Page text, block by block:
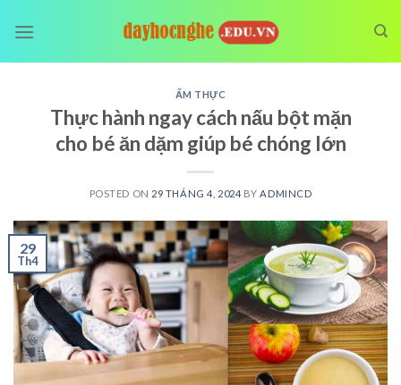
ẨM THỰC
Thực hành ngay cách nấu bột mặn
cho bé ăn dặm giúp bé chóng lớn
POSTED ON 29 THÁNG 4, 2024 BY ADMINCD
29
Th4